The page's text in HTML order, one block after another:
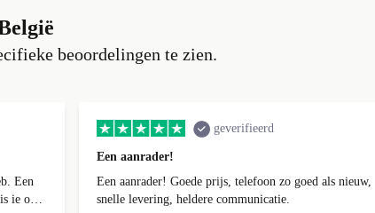
beoordelingen te zien.
Een
ie ook
geverifieerd
Een aanrader!
Een aanrader! Goede prijs, telefoon zo goed als nieuw,
snelle levering, heldere communicatie.